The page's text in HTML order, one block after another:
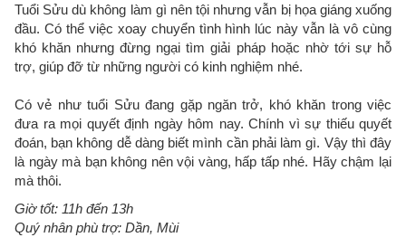
Tuổi Sửu dù không làm gì nên tội nhưng vẫn bị họa giáng xuống
đầu. Có thể việc xoay chuyển tình hình lúc này vẫn là vô cùng
khó khăn nhưng đừng ngại tìm giải pháp hoặc nhờ tới sự hỗ
trợ, giúp đỡ từ những người có kinh nghiệm nhé.
Có vẻ như tuổi Sửu đang gặp ngăn trở, khó khăn trong việc
đưa ra mọi quyết định ngày hôm nay. Chính vì sự thiếu quyết
đoán, bạn không dễ dàng biết mình cần phải làm gì. Vậy thì đây
là ngày mà bạn không nên vội vàng, hấp tấp nhé. Hãy chậm lại
mà thôi.
Giờ tốt: 11h đến 13h
Quý nhân phù trợ: Dần, Mùi